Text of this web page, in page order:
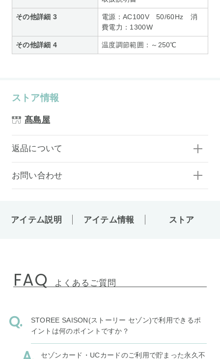
その他詳細 3
電源：AC100V 50/60Hz 消
費電力：1300W
その他詳細 4 温度調節範囲：～250℃
ストア情報
髙島屋
返品について
お問い合わせ
アイテム説明 アイテム情報 ストア
FAQ よくあるご質問
STOREE SAISON(ストーリー セゾン)で利用できるポ
イントは何のポイントですか？
セゾンカード・UCカードのご利用で貯まった永久不